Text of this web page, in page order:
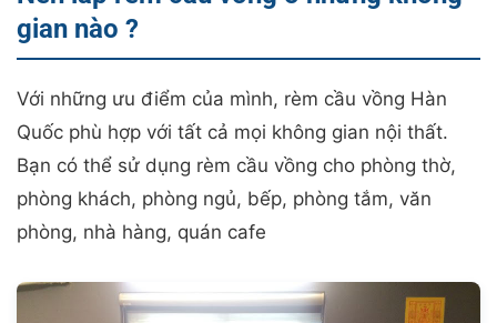
gian nào ?
Với những ưu điểm của mình, rèm cầu vồng Hàn
Quốc phù hợp với tất cả mọi không gian nội thất.
Bạn có thể sử dụng rèm cầu vồng cho phòng thờ,
phòng khách, phòng ngủ, bếp, phòng tắm, văn
phòng, nhà hàng, quán cafe